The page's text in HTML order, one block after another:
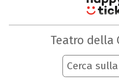
Teatro della
Cerca